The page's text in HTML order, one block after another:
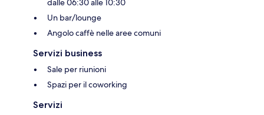
dalle 06:30 alle 10:30
Un bar/lounge
Angolo caffè nelle aree comuni
Servizi business
Sale per riunioni
Spazi per il coworking
Servizi